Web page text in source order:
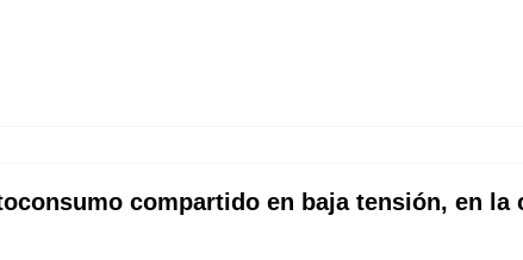
compartido en baja tensión, en